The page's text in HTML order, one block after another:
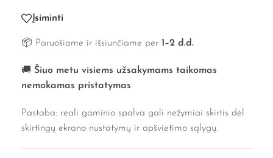
Įsiminti
📦 Paruošiame ir išsiunčiame per 1–2 d.d.
🚚 Šiuo metu visiems užsakymams taikomas
nemokamas pristatymas
Pastaba: reali gaminio spalva gali nežymiai skirtis dėl
skirtingų ekrano nustatymų ir apšvietimo sąlygų.